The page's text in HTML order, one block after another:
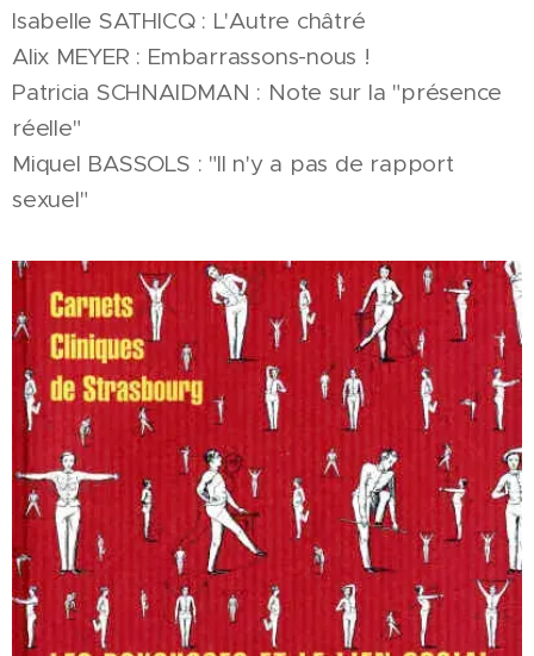
Isabelle SATHICQ : L'Autre châtré
Alix MEYER : Embarrassons-nous !
Patricia SCHNAIDMAN : Note sur la "présence
réelle"
Miquel BASSOLS : "Il n'y a pas de rapport
sexuel"